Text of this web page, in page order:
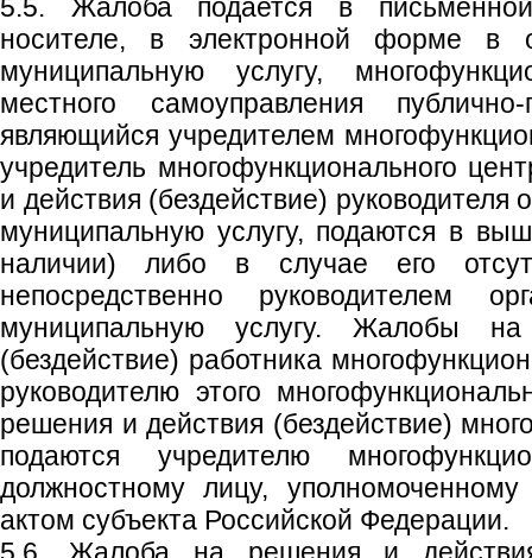
5.5. Жалоба подается в
носителе, в электронной форме в
муниципальную услугу,
местного самоуправления публично-
являющийся учредителем
учредитель многофункционального
и действия (бездействие) руководителя
муниципальную услугу, подаются в
наличии) либо в случае его
непосредственно руководителем
муниципальную услугу. Жалобы
(бездействие) работника
руководителю этого
решения и действия (бездействие)
подаются учредителю
должностному лицу,
актом субъекта Российской Федерации.